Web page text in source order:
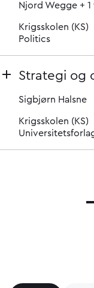
Njord Wegge + 1
Krigsskolen (KS)
Politics
Strategi og
Sigbjørn Halsne
Krigsskolen (KS)